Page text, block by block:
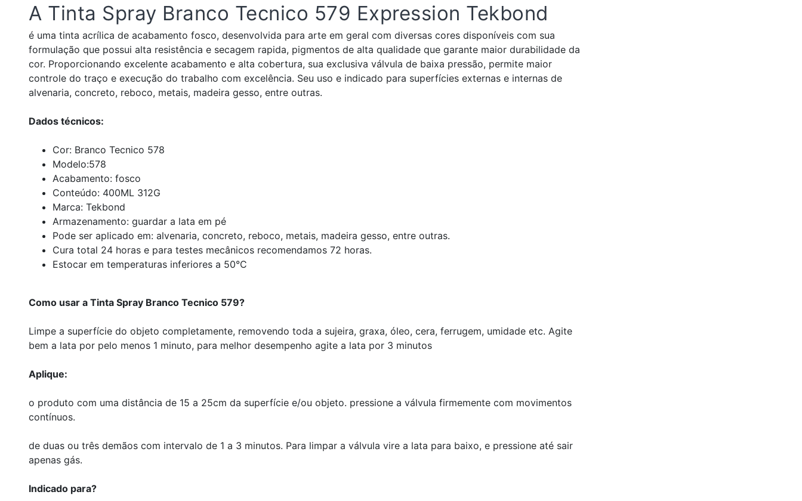
A Tinta Spray Branco Tecnico 579 Expression Tekbond
é uma tinta acrílica de acabamento fosco, desenvolvida para arte em geral com diversas cores disponíveis com sua
formulação que possui alta resistência e secagem rapida, pigmentos de alta qualidade que garante maior durabilidade da
cor. Proporcionando excelente acabamento e alta cobertura, sua exclusiva válvula de baixa pressão, permite maior
controle do traço e execução do trabalho com excelência. Seu uso e indicado para superfícies externas e internas de
alvenaria, concreto, reboco, metais, madeira gesso, entre outras.
Dados técnicos:
Cor: Branco Tecnico 578
Modelo:578
Acabamento: fosco
Conteúdo: 400ML 312G
Marca: Tekbond
Armazenamento: guardar a lata em pé
Pode ser aplicado em: alvenaria, concreto, reboco, metais, madeira gesso, entre outras.
Cura total 24 horas e para testes mecânicos recomendamos 72 horas.
Estocar em temperaturas inferiores a 50°C
Como usar a Tinta Spray Branco Tecnico 579?
Limpe a superfície do objeto completamente, removendo toda a sujeira, graxa, óleo, cera, ferrugem, umidade etc. Agite
bem a lata por pelo menos 1 minuto, para melhor desempenho agite a lata por 3 minutos
Aplique:
o produto com uma distância de 15 a 25cm da superfície e/ou objeto. pressione a válvula firmemente com movimentos
contínuos.
de duas ou três demãos com intervalo de 1 a 3 minutos. Para limpar a válvula vire a lata para baixo, e pressione até sair
apenas gás.
Indicado para?